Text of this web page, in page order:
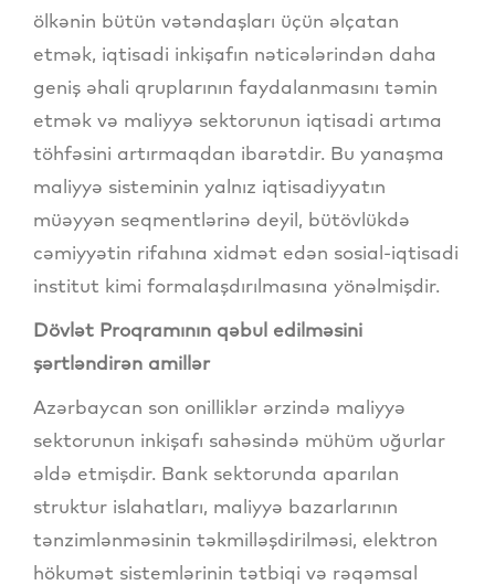
ölkənin bütün vətəndaşları üçün əlçatan
etmək, iqtisadi inkişafın nəticələrindən daha
geniş əhali qruplarının faydalanmasını təmin
etmək və maliyyə sektorunun iqtisadi artıma
töhfəsini artırmaqdan ibarətdir. Bu yanaşma
maliyyə sisteminin yalnız iqtisadiyyatın
müəyyən seqmentlərinə deyil, bütövlükdə
cəmiyyətin rifahına xidmət edən sosial-iqtisadi
institut kimi formalaşdırılmasına yönəlmişdir.
Dövlət Proqramının qəbul edilməsini
şərtləndirən amillər
Azərbaycan son onilliklər ərzində maliyyə
sektorunun inkişafı sahəsində mühüm uğurlar
əldə etmişdir. Bank sektorunda aparılan
struktur islahatları, maliyyə bazarlarının
tənzimlənməsinin təkmilləşdirilməsi, elektron
hökumət sistemlərinin tətbiqi və rəqəmsal